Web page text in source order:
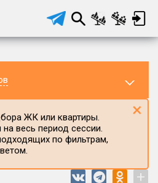
ЖК или квартиры.
весь период сессии.
по фильтрам,
×
+